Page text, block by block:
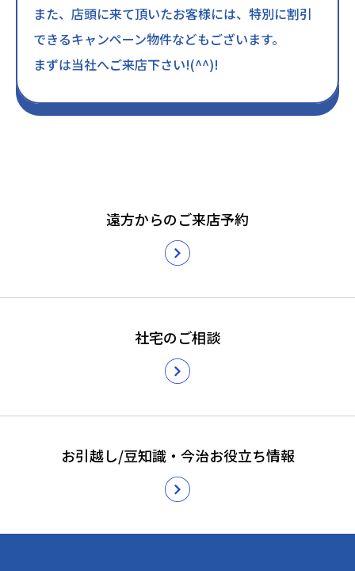
また、店頭に来て頂いたお客様には、特別に割引
できるキャンペーン物件などもございます。
まずは当社へご来店下さい!(^^)!
遠方からのご来店予約
社宅のご相談
お引越し/豆知識・今治お役立ち情報